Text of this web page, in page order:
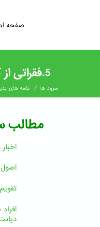
رفتن
صفحه
5.فقراتی از کلمات مکنونه
سرود ها / نغمه های
مطالب
اصول